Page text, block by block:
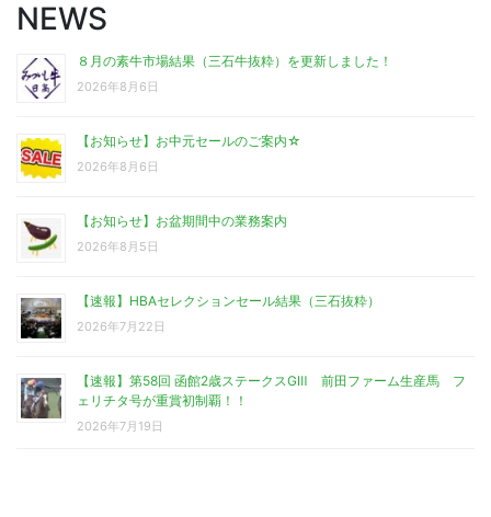
NEWS
８月の素牛市場結果（三石牛抜粋）を更新しました！
2026年8月6日
【お知らせ】お中元セールのご案内☆
2026年8月6日
【お知らせ】お盆期間中の業務案内
2026年8月5日
【速報】HBAセレクションセール結果（三石抜粋）
2026年7月22日
【速報】第58回 函館2歳ステークスGⅢ 前田ファーム生産馬 フ
ェリチタ号が重賞初制覇！！
2026年7月19日